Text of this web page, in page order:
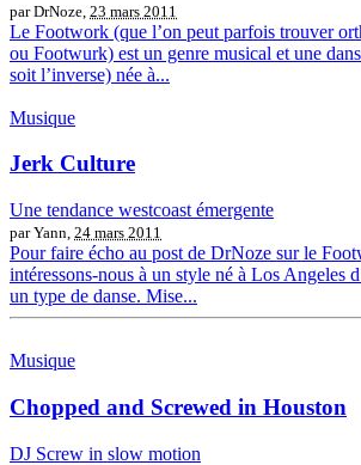
par DrNoze, 23 mars 2011
Le Footwork (que l’on peut parfois trouver
ou Footwurk) est un genre musical et une
soit l’inverse) née à...
Musique
Jerk Culture
Une tendance westcoast émergente
par Yann, 24 mars 2011
Pour faire écho au post de DrNoze sur le
intéressons-nous à un style né à Los Angeles
un type de danse. Mise...
Musique
Chopped and Screwed in Houston
DJ Screw in slow motion